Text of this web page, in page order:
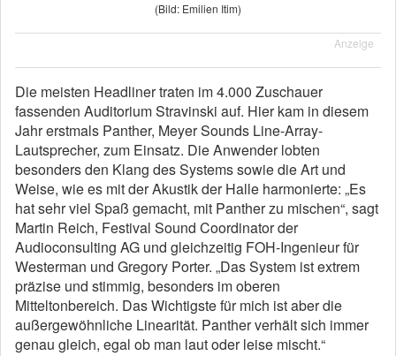
(Bild: Emilien Itim)
Anzeige
Die meisten Headliner traten im 4.000 Zuschauer
fassenden Auditorium Stravinski auf. Hier kam in diesem
Jahr erstmals Panther, Meyer Sounds Line-Array-
Lautsprecher, zum Einsatz. Die Anwender lobten
besonders den Klang des Systems sowie die Art und
Weise, wie es mit der Akustik der Halle harmonierte: „Es
hat sehr viel Spaß gemacht, mit Panther zu mischen“, sagt
Martin Reich, Festival Sound Coordinator der
Audioconsulting AG und gleichzeitig FOH-Ingenieur für
Westerman und Gregory Porter. „Das System ist extrem
präzise und stimmig, besonders im oberen
Mitteltonbereich. Das Wichtigste für mich ist aber die
außergewöhnliche Linearität. Panther verhält sich immer
genau gleich, egal ob man laut oder leise mischt.“